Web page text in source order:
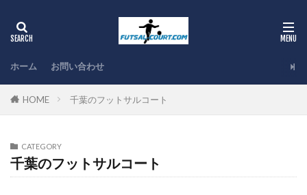
ホーム お問い合わせ
HOME 千葉のフットサルコート
CATEGORY
千葉のフットサルコート